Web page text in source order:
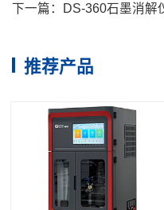
下一篇： DS-360石墨消解
推荐产品